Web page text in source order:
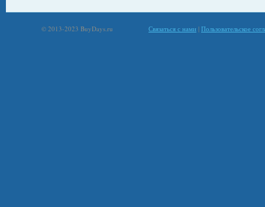
© 2013-2023 BuyDays.ru Связаться с нами | Пользовательское